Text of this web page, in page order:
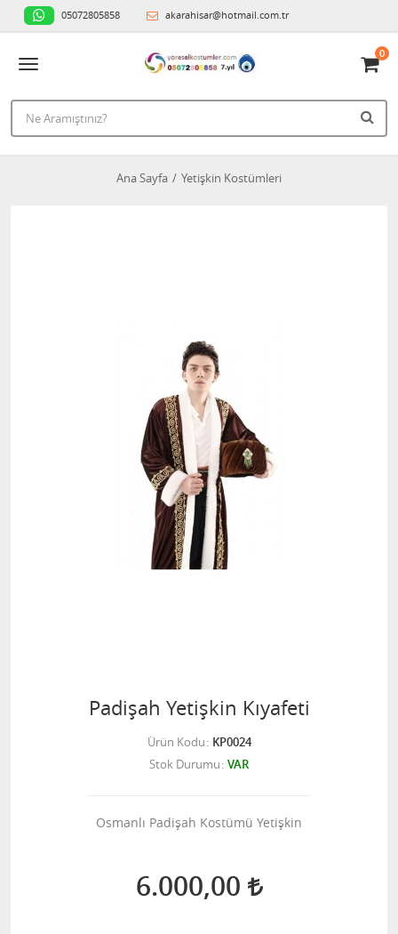
05072805858 akarahisar@hotmail.com.tr
0
Ana Sayfa Yetişkin Kostümleri
Padişah Yetişkin Kıyafeti
Ürün Kodu KP0024
Stok Durumu VAR
Osmanlı Padişah Kostümü Yetişkin
6.000,00